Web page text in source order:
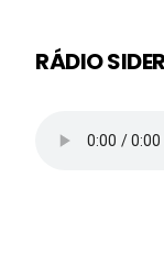
RÁDIO